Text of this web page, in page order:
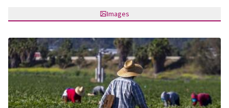
Images